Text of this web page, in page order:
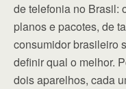
de telefonia no Brasil:
planos e pacotes, de
consumidor brasileiro
definir qual o melhor.
dois aparelhos, cada